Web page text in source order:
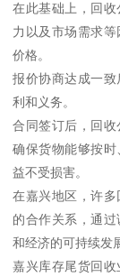
在此基础上，回
力以及市场需求
价格。
报价协商达成一
利和义务。
合同签订后，回收
确保货物能够按
益不受损害。
在嘉兴地区，许
的合作关系，通
和经济的可持续发
嘉兴库存尾货回